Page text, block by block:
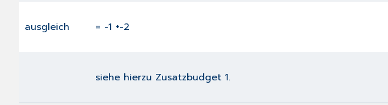
ausgleich = -1 +-2
siehe hierzu Zusatzbudget 1.